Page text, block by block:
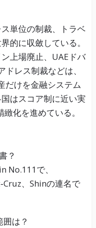
単位の制裁、トラベ
的に収斂している。
上場廃止、UAEドバ
レス制裁などは、
だけを金融システム
はスコア制に近い実
化を進めている。
？
No.111で、
、Shinの連名で
は？